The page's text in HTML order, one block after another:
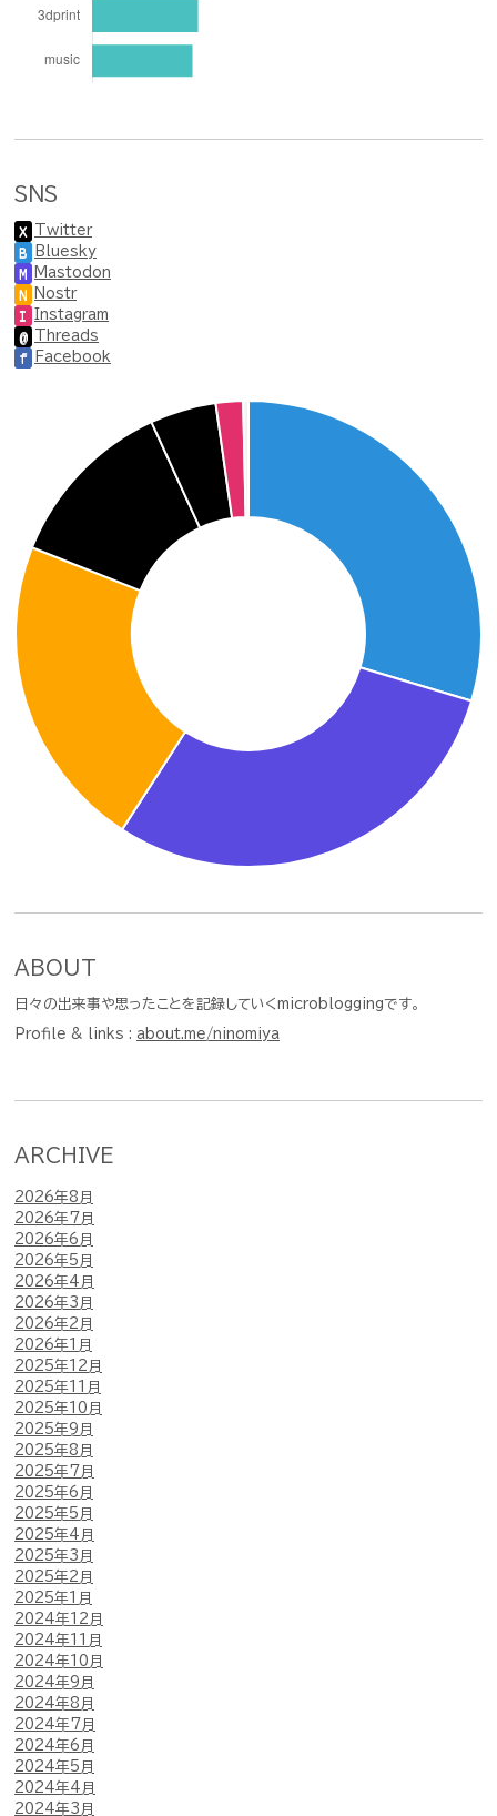
SNS
X Twitter
B Bluesky
M Mastodon
N Nostr
I Instagram
@ Threads
f Facebook
ABOUT
日々の出来事や思ったことを記録していくmicrobloggingです。
Profile & links : about.me/ninomiya
ARCHIVE
2026年8月
2026年7月
2026年6月
2026年5月
2026年4月
2026年3月
2026年2月
2026年1月
2025年12月
2025年11月
2025年10月
2025年9月
2025年8月
2025年7月
2025年6月
2025年5月
2025年4月
2025年3月
2025年2月
2025年1月
2024年12月
2024年11月
2024年10月
2024年9月
2024年8月
2024年7月
2024年6月
2024年5月
2024年4月
2024年3月